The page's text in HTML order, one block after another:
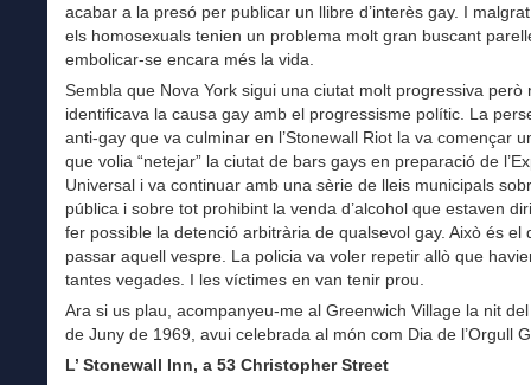
acabar a la presó per publicar un llibre d’interès gay. I
els homosexuals tenien un problema molt gran buscant
embolicar-se encara més la vida.
Sembla que Nova York sigui una ciutat molt progressiva però
identificava la causa gay amb el progressisme polític. La
anti-gay que va culminar en l’Stonewall Riot la va començar
que volia “netejar” la ciutat de bars gays en preparació de
Universal i va continuar amb una sèrie de lleis municipals
pública i sobre tot prohibint la venda d’alcohol que estaven
fer possible la detenció arbitrària de qualsevol gay. Això és el
passar aquell vespre. La policia va voler repetir allò que
tantes vegades. I les víctimes en van tenir prou.
Ara si us plau, acompanyeu-me al Greenwich Village la nit
de Juny de 1969, avui celebrada al món com Dia de l’Orgull
L’ Stonewall Inn, a 53 Christopher Street